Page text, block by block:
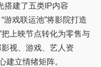
建了五类IP内容
游戏联运池”将影院打造
把上映节点转化为零售与
视、游戏、艺人资
建立情绪矩阵。